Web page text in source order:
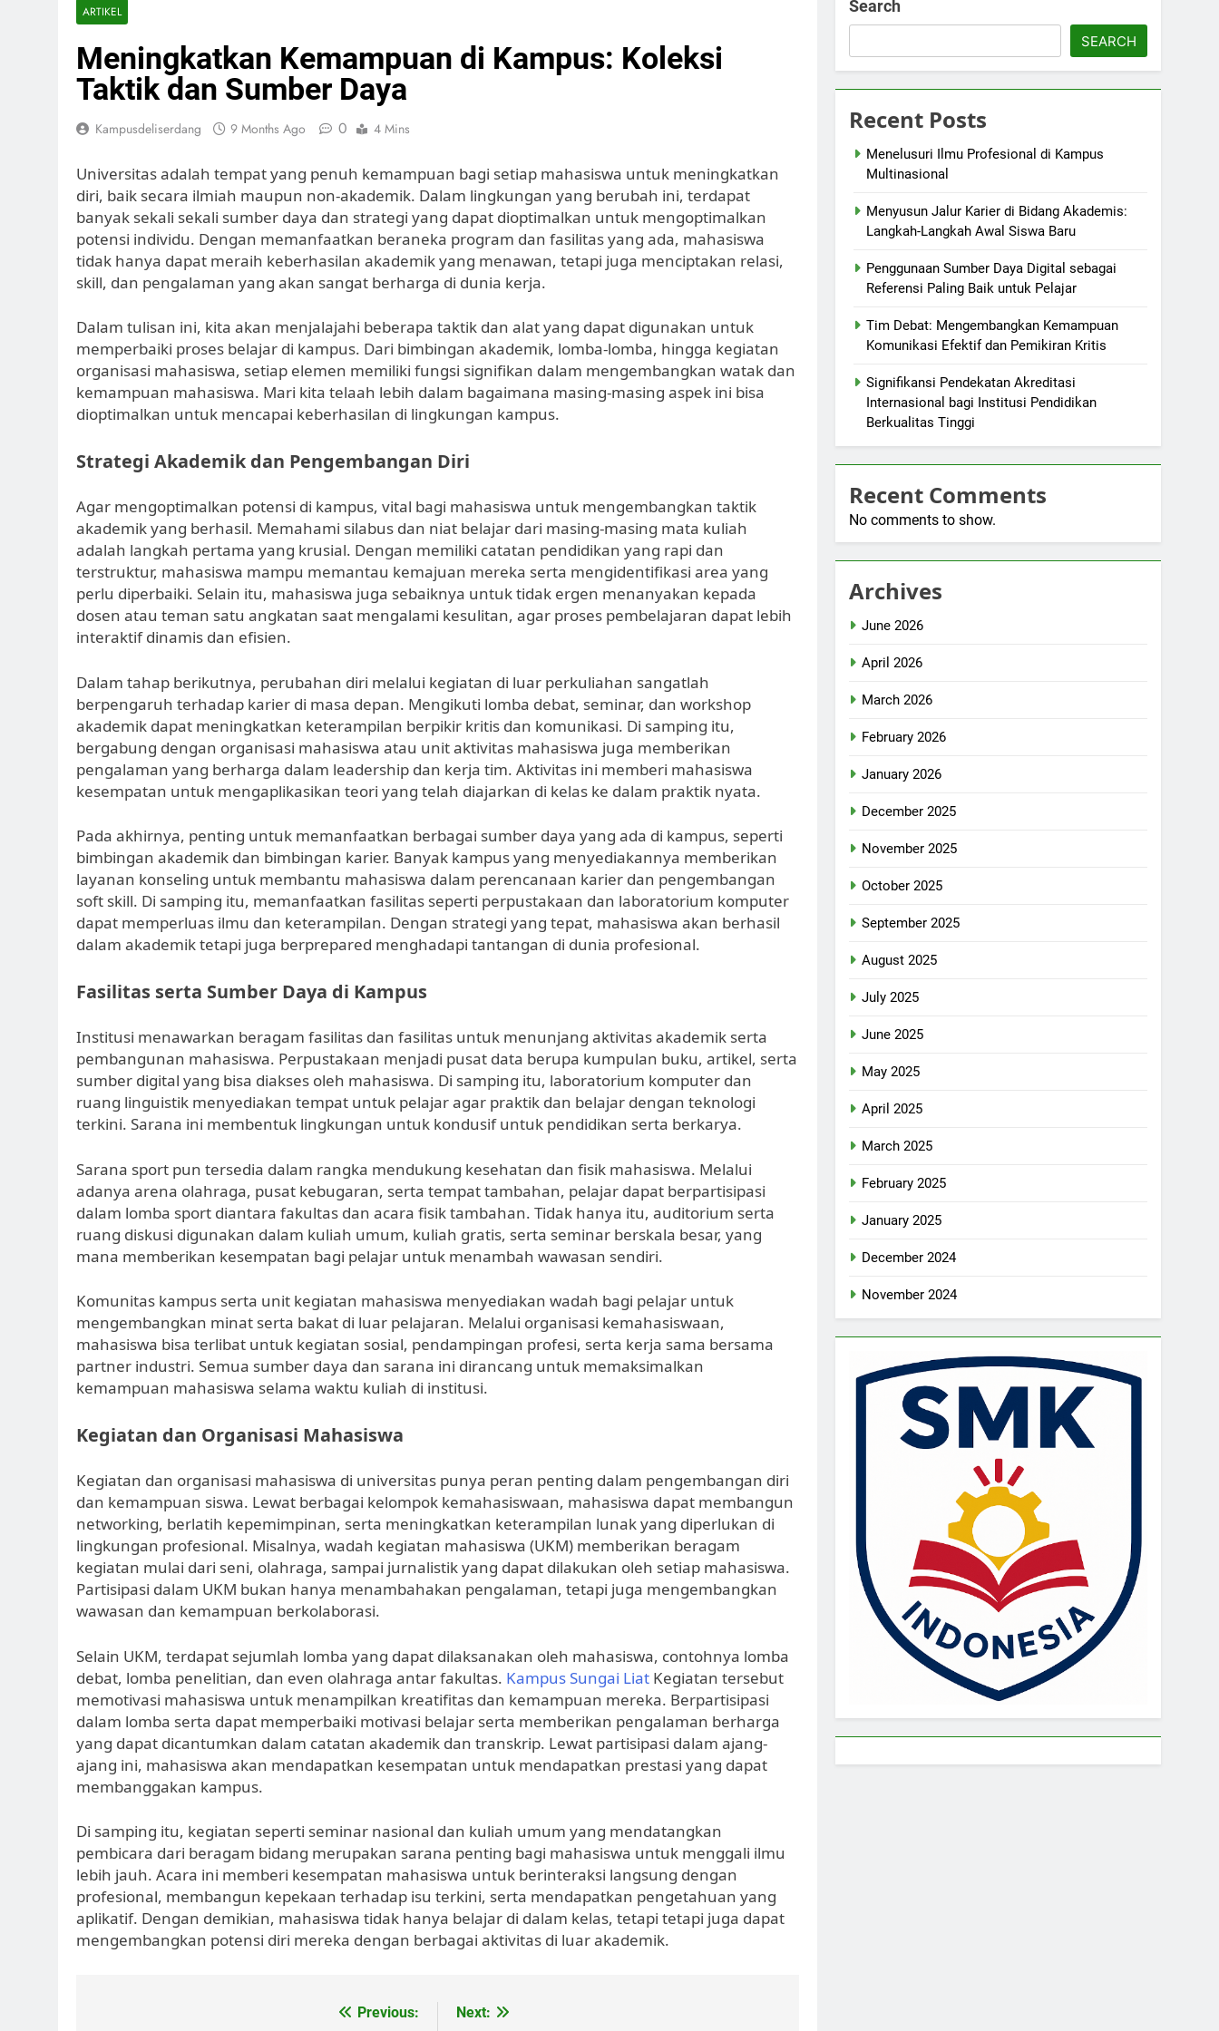
ARTIKEL
Meningkatkan Kemampuan di Kampus: Koleksi
Taktik dan Sumber Daya
Kampusdeliserdang 9 Months Ago 0 4 Mins
Universitas adalah tempat yang penuh kemampuan bagi setiap mahasiswa untuk meningkatkan
diri, baik secara ilmiah maupun non-akademik. Dalam lingkungan yang berubah ini, terdapat
banyak sekali sekali sumber daya dan strategi yang dapat dioptimalkan untuk mengoptimalkan
potensi individu. Dengan memanfaatkan beraneka program dan fasilitas yang ada, mahasiswa
tidak hanya dapat meraih keberhasilan akademik yang menawan, tetapi juga menciptakan relasi,
skill, dan pengalaman yang akan sangat berharga di dunia kerja.
Dalam tulisan ini, kita akan menjalajahi beberapa taktik dan alat yang dapat digunakan untuk
memperbaiki proses belajar di kampus. Dari bimbingan akademik, lomba-lomba, hingga kegiatan
organisasi mahasiswa, setiap elemen memiliki fungsi signifikan dalam mengembangkan watak dan
kemampuan mahasiswa. Mari kita telaah lebih dalam bagaimana masing-masing aspek ini bisa
dioptimalkan untuk mencapai keberhasilan di lingkungan kampus.
Strategi Akademik dan Pengembangan Diri
Agar mengoptimalkan potensi di kampus, vital bagi mahasiswa untuk mengembangkan taktik
akademik yang berhasil. Memahami silabus dan niat belajar dari masing-masing mata kuliah
adalah langkah pertama yang krusial. Dengan memiliki catatan pendidikan yang rapi dan
terstruktur, mahasiswa mampu memantau kemajuan mereka serta mengidentifikasi area yang
perlu diperbaiki. Selain itu, mahasiswa juga sebaiknya untuk tidak ergen menanyakan kepada
dosen atau teman satu angkatan saat mengalami kesulitan, agar proses pembelajaran dapat lebih
interaktif dinamis dan efisien.
Dalam tahap berikutnya, perubahan diri melalui kegiatan di luar perkuliahan sangatlah
berpengaruh terhadap karier di masa depan. Mengikuti lomba debat, seminar, dan workshop
akademik dapat meningkatkan keterampilan berpikir kritis dan komunikasi. Di samping itu,
bergabung dengan organisasi mahasiswa atau unit aktivitas mahasiswa juga memberikan
pengalaman yang berharga dalam leadership dan kerja tim. Aktivitas ini memberi mahasiswa
kesempatan untuk mengaplikasikan teori yang telah diajarkan di kelas ke dalam praktik nyata.
Pada akhirnya, penting untuk memanfaatkan berbagai sumber daya yang ada di kampus, seperti
bimbingan akademik dan bimbingan karier. Banyak kampus yang menyediakannya memberikan
layanan konseling untuk membantu mahasiswa dalam perencanaan karier dan pengembangan
soft skill. Di samping itu, memanfaatkan fasilitas seperti perpustakaan dan laboratorium komputer
dapat memperluas ilmu dan keterampilan. Dengan strategi yang tepat, mahasiswa akan berhasil
dalam akademik tetapi juga berprepared menghadapi tantangan di dunia profesional.
Fasilitas serta Sumber Daya di Kampus
Institusi menawarkan beragam fasilitas dan fasilitas untuk menunjang aktivitas akademik serta
pembangunan mahasiswa. Perpustakaan menjadi pusat data berupa kumpulan buku, artikel, serta
sumber digital yang bisa diakses oleh mahasiswa. Di samping itu, laboratorium komputer dan
ruang linguistik menyediakan tempat untuk pelajar agar praktik dan belajar dengan teknologi
terkini. Sarana ini membentuk lingkungan untuk kondusif untuk pendidikan serta berkarya.
Sarana sport pun tersedia dalam rangka mendukung kesehatan dan fisik mahasiswa. Melalui
adanya arena olahraga, pusat kebugaran, serta tempat tambahan, pelajar dapat berpartisipasi
dalam lomba sport diantara fakultas dan acara fisik tambahan. Tidak hanya itu, auditorium serta
ruang diskusi digunakan dalam kuliah umum, kuliah gratis, serta seminar berskala besar, yang
mana memberikan kesempatan bagi pelajar untuk menambah wawasan sendiri.
Komunitas kampus serta unit kegiatan mahasiswa menyediakan wadah bagi pelajar untuk
mengembangkan minat serta bakat di luar pelajaran. Melalui organisasi kemahasiswaan,
mahasiswa bisa terlibat untuk kegiatan sosial, pendampingan profesi, serta kerja sama bersama
partner industri. Semua sumber daya dan sarana ini dirancang untuk memaksimalkan
kemampuan mahasiswa selama waktu kuliah di institusi.
Kegiatan dan Organisasi Mahasiswa
Kegiatan dan organisasi mahasiswa di universitas punya peran penting dalam pengembangan diri
dan kemampuan siswa. Lewat berbagai kelompok kemahasiswaan, mahasiswa dapat membangun
networking, berlatih kepemimpinan, serta meningkatkan keterampilan lunak yang diperlukan di
lingkungan profesional. Misalnya, wadah kegiatan mahasiswa (UKM) memberikan beragam
kegiatan mulai dari seni, olahraga, sampai jurnalistik yang dapat dilakukan oleh setiap mahasiswa.
Partisipasi dalam UKM bukan hanya menambahakan pengalaman, tetapi juga mengembangkan
wawasan dan kemampuan berkolaborasi.
Selain UKM, terdapat sejumlah lomba yang dapat dilaksanakan oleh mahasiswa, contohnya lomba
debat, lomba penelitian, dan even olahraga antar fakultas. Kampus Sungai Liat Kegiatan tersebut
memotivasi mahasiswa untuk menampilkan kreatifitas dan kemampuan mereka. Berpartisipasi
dalam lomba serta dapat memperbaiki motivasi belajar serta memberikan pengalaman berharga
yang dapat dicantumkan dalam catatan akademik dan transkrip. Lewat partisipasi dalam ajang-
ajang ini, mahasiswa akan mendapatkan kesempatan untuk mendapatkan prestasi yang dapat
membanggakan kampus.
Di samping itu, kegiatan seperti seminar nasional dan kuliah umum yang mendatangkan
pembicara dari beragam bidang merupakan sarana penting bagi mahasiswa untuk menggali ilmu
lebih jauh. Acara ini memberi kesempatan mahasiswa untuk berinteraksi langsung dengan
profesional, membangun kepekaan terhadap isu terkini, serta mendapatkan pengetahuan yang
aplikatif. Dengan demikian, mahasiswa tidak hanya belajar di dalam kelas, tetapi tetapi juga dapat
mengembangkan potensi diri mereka dengan berbagai aktivitas di luar akademik.
Previous:
Next:
Search
SEARCH
Recent Posts
Menelusuri Ilmu Profesional di Kampus
Multinasional
Menyusun Jalur Karier di Bidang Akademis:
Langkah-Langkah Awal Siswa Baru
Penggunaan Sumber Daya Digital sebagai
Referensi Paling Baik untuk Pelajar
Tim Debat: Mengembangkan Kemampuan
Komunikasi Efektif dan Pemikiran Kritis
Signifikansi Pendekatan Akreditasi
Internasional bagi Institusi Pendidikan
Berkualitas Tinggi
Recent Comments
No comments to show.
Archives
June 2026
April 2026
March 2026
February 2026
January 2026
December 2025
November 2025
October 2025
September 2025
August 2025
July 2025
June 2025
May 2025
April 2025
March 2025
February 2025
January 2025
December 2024
November 2024